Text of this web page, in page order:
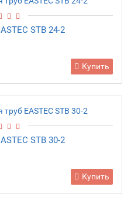
STB 24-2
Купить
STB 30-2
Купить